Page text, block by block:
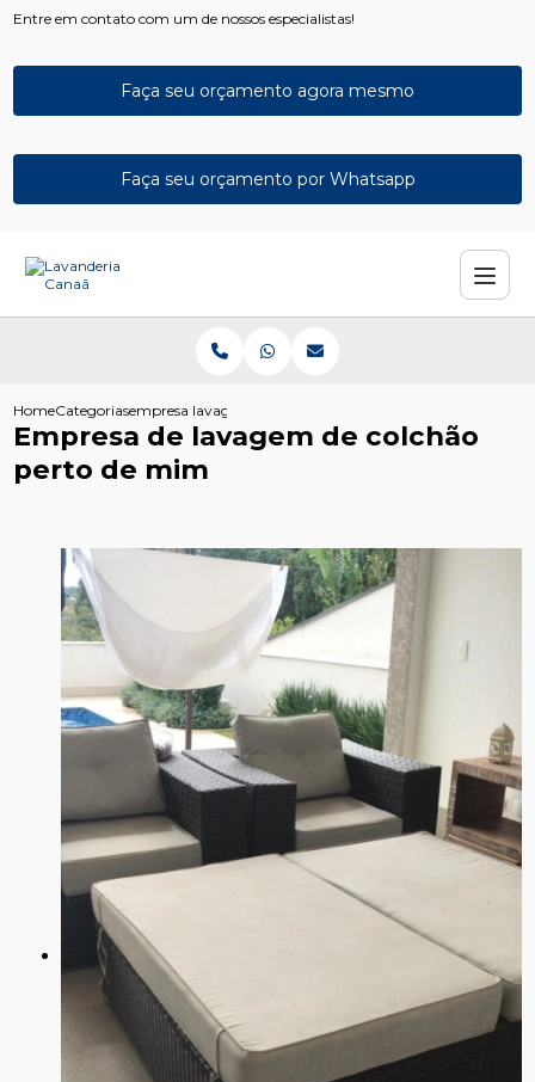
Entre em contato com um de nossos especialistas!
Faça seu orçamento agora mesmo
Faça seu orçamento por Whatsapp
HomeCategoriasempresa lavagem colchao perto mim
Empresa de lavagem de colchão
perto de mim